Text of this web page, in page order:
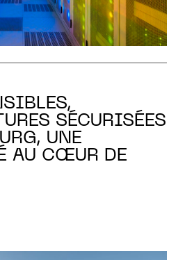
SÉCURISÉES
UNE
AU CŒUR DE